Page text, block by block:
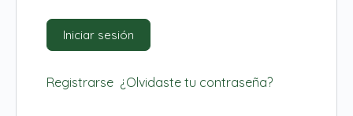
Registrarse ¿Olvidaste tu contraseña?